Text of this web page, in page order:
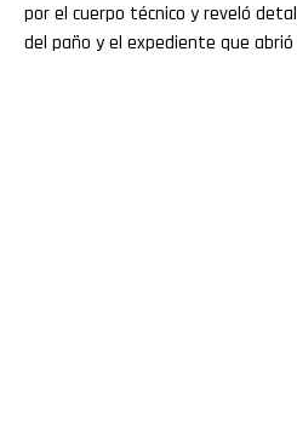
por el cuerpo técnico y reveló
del paño y el expediente que abrió